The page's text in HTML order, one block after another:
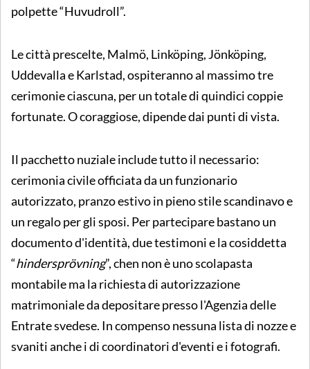
polpette “Huvudroll”.
Le città prescelte, Malmö, Linköping, Jönköping,
Uddevalla e Karlstad, ospiteranno al massimo tre
cerimonie ciascuna, per un totale di quindici coppie
fortunate. O coraggiose, dipende dai punti di vista.
Il pacchetto nuziale include tutto il necessario:
cerimonia civile officiata da un funzionario
autorizzato, pranzo estivo in pieno stile scandinavo e
un regalo per gli sposi. Per partecipare bastano un
documento d'identità, due testimoni e la cosiddetta
“hindersprövning”, chen non è uno scolapasta
montabile ma la richiesta di autorizzazione
matrimoniale da depositare presso l'Agenzia delle
Entrate svedese. In compenso nessuna lista di nozze e
svaniti anche i di coordinatori d'eventi e i fotografi.